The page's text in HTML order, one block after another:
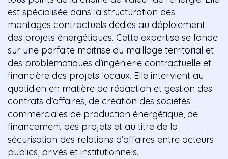
est spécialisée dans la structuration des
montages contractuels dédiés au déploiement
des projets énergétiques. Cette expertise se fonde
sur une parfaite maitrise du maillage territorial et
des problématiques d’ingénierie contractuelle et
financière des projets locaux. Elle intervient au
quotidien en matière de rédaction et gestion des
contrats d’affaires, de création des sociétés
commerciales de production énergétique, de
financement des projets et au titre de la
sécurisation des relations d’affaires entre acteurs
publics, privés et institutionnels.